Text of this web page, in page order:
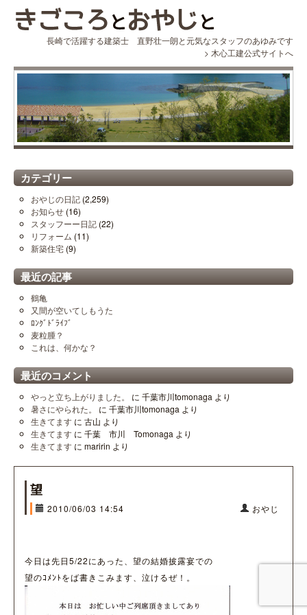
長崎で活躍する建築士 直野壮一朗と元気なスタッフのあゆみです
> 木心工建公式サイトへ
カテゴリー
おやじの日記 (2,259)
お知らせ (16)
スタッフーー日記 (22)
リフォーム (11)
新築住宅 (9)
最近の記事
鶴亀
又間が空いてしもうた
ﾛﾝｸﾞﾄﾞﾗｲﾌﾞ
麦粒腫？
これは、何かな？
最近のコメント
やっと立ち上がりました。 に 千葉市川tomonaga より
暑さにやられた。
に 千葉市川tomonaga より
生きてます に 古山 より
生きてます に 千葉 市川 Tomonaga より
生きてます に maririn より
望
2010/06/03 14:54 おやじ
今日は先日5/22にあった、望の結婚披露宴での
望のｺﾒﾝﾄをば書きこみます、泣けるぜ！。